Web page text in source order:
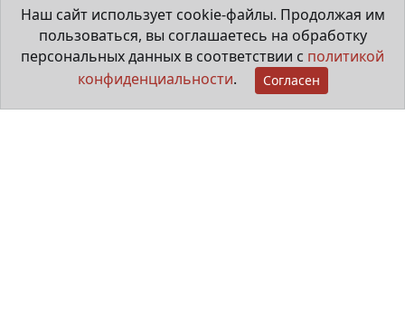
Видеорепортаж
Наш сайт использует cookie-файлы. Продолжая им
пользоваться, вы соглашаетесь на обработку
персональных данных в соответствии с политикой
конфиденциальности. Согласен